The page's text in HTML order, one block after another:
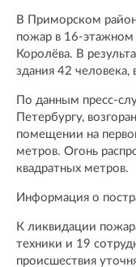
В Приморском
пожар в 16-
Королёва. В
здания 42
По данным пресс-
Петербургу,
помещении на
метров. Огонь
квадратных метров.
Информация о
К ликвидации
техники и 19
происшествия